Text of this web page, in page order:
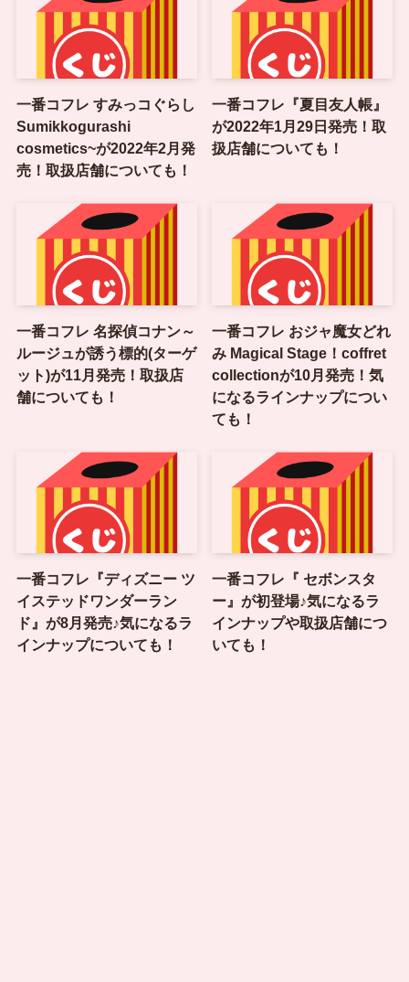
一番コフレ すみっコぐらし
Sumikkogurashi
cosmetics~が2022年2月発
売！取扱店舗についても！
一番コフレ『夏目友人帳』
が2022年1月29日発売！取
扱店舗についても！
一番コフレ 名探偵コナン～
ルージュが誘う標的(ターゲ
ット)が11月発売！取扱店
舗についても！
一番コフレ おジャ魔女どれ
み Magical Stage！coffret
collectionが10月発売！気
になるラインナップについ
ても！
一番コフレ『ディズニー ツ
イステッドワンダーラン
ド』が8月発売♪気になるラ
インナップについても！
一番コフレ『 セボンスタ
ー』が初登場♪気になるラ
インナップや取扱店舗につ
いても！